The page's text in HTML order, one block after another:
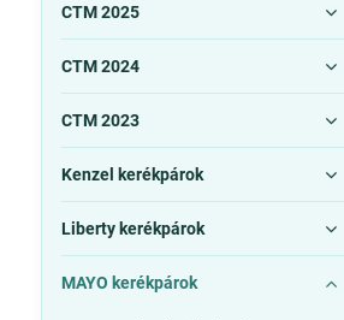
CTM 2025
CTM 2024
CTM 2023
Kenzel kerékpárok
Liberty kerékpárok
MAYO kerékpárok